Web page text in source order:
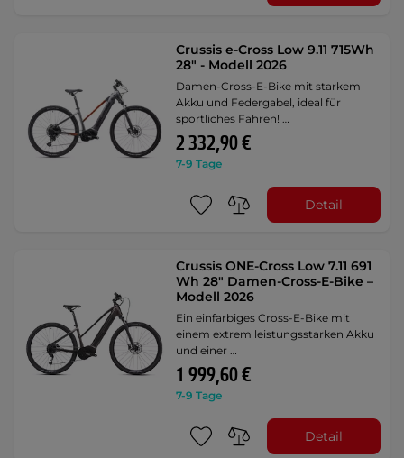
Crussis e-Cross Low 9.11 715Wh
28" - Modell 2026
Damen-Cross-E-Bike mit starkem
Akku und Federgabel, ideal für
sportliches Fahren! …
2 332,90 €
7-9 Tage
Detail
Crussis ONE-Cross Low 7.11 691
Wh 28" Damen-Cross-E-Bike –
Modell 2026
Ein einfarbiges Cross-E-Bike mit
einem extrem leistungsstarken Akku
und einer …
1 999,60 €
7-9 Tage
Detail